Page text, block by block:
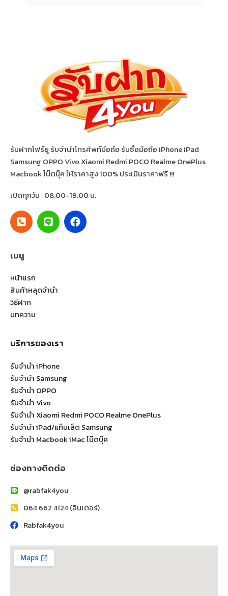
รับฝากโฟร์ยู รับจำนำโทรศัพท์มือถือ รับซื้อมือถือ iPhone iPad
Samsung OPPO Vivo Xiaomi Redmi POCO Realme OnePlus
Macbook โน๊ตบุ๊ค ให้ราคาสูง 100% ประเมินราคาฟรี !!!
เปิดทุกวัน : 08.00-19.00 น.
เมนู
หน้าแรก
สินค้าหลุดจำนำ
วิธีฝาก
บทความ
บริการของเรา
รับจำนำ iPhone
รับจำนำ Samsung
รับจำนำ OPPO
รับจำนำ Vivo
รับจำนำ Xiaomi Redmi POCO Realme OnePlus
รับจำนำ iPad/แท็บเล็ต Samsung
รับจำนำ Macbook iMac โน๊ตบุ๊ค
ช่องทางติดต่อ
@rabfak4you
064 662 4124 (อินเตอร์)
Rabfak4you